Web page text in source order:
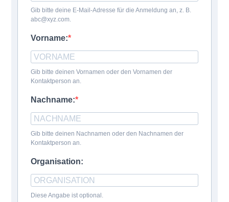
Gib bitte deine E-Mail-Adresse für die Anmeldung an, z. B.
abc@xyz.com.
Vorname:
Gib bitte deinen Vornamen oder den Vornamen der
Kontaktperson an.
Nachname:
Gib bitte deinen Nachnamen oder den Nachnamen der
Kontaktperson an.
Organisation:
Diese Angabe ist optional.